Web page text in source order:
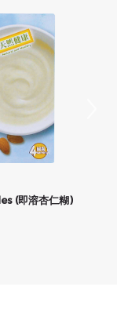
(即溶杏仁糊)